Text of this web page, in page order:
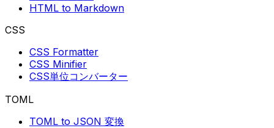
HTML to Markdown
CSS
CSS Formatter
CSS Minifier
CSS単位コンバーター
TOML
TOML to JSON 変換